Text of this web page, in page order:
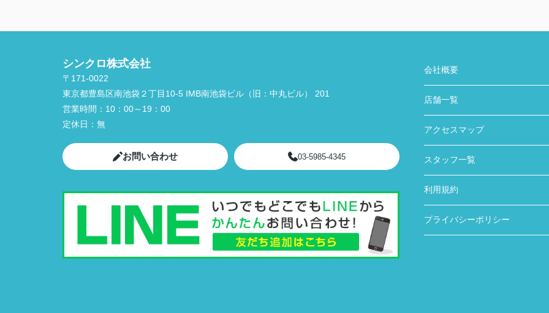
シンクロ株式会社
〒171-0022
東京都豊島区南池袋２丁目10-5 IMB南池袋ビル（旧：中丸ビル） 201
営業時間： 10：00～19：00
定休日： 無
お問い合わせ 03-5985-4345
会社概要
店舗一覧
アクセスマップ
スタッフ一覧
利用規約
プライバシーポリシー